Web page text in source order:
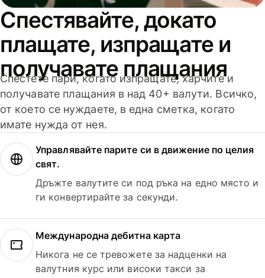
Спестявайте, докато
плащате, изпращате и
получавате плащания
Спестете пари, когато изпращате, харчите и
получавате плащания в над 40+ валути. Всичко,
от което се нуждаете, в една сметка, когато
имате нужда от нея.
Управлявайте парите си в движение по целия
свят.
Дръжте валутите си под ръка на едно място и
ги конвертирайте за секунди.
Международна дебитна карта
Никога не се тревожете за надценки на
валутния курс или високи такси за